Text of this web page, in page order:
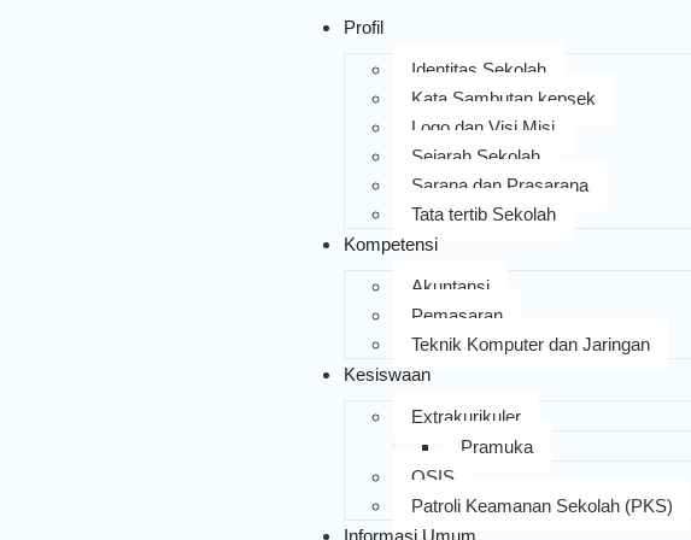
Profil
Identitas Sekolah
Kata Sambutan kepsek
Logo dan Visi Misi
Sejarah Sekolah
Sarana dan Prasarana
Tata tertib Sekolah
Kompetensi
Akuntansi
Pemasaran
Teknik Komputer dan Jaringan
Kesiswaan
Extrakurikuler
Pramuka
OSIS
Patroli Keamanan Sekolah (PKS)
Informasi Umum